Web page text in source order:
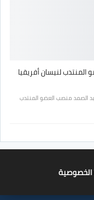
لنيسان أفريقيا
الصمد منصب العضو المنتدب